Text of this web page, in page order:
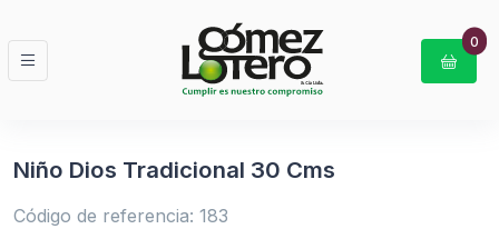
0
Niño Dios Tradicional 30 Cms
Código de referencia: 183